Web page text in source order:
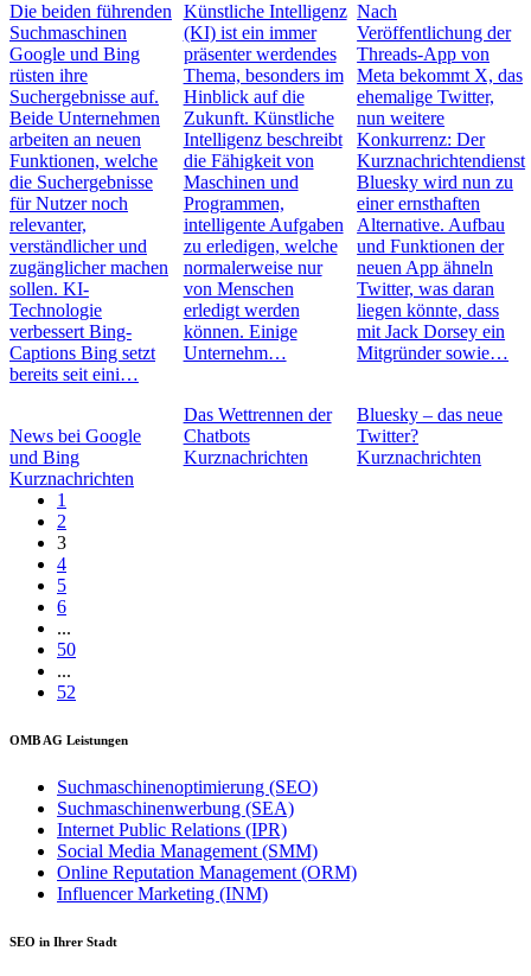
Die beiden führenden
Suchmaschinen
Google und Bing
rüsten ihre
Suchergebnisse auf.
Beide Unternehmen
arbeiten an neuen
Funktionen, welche
die Suchergebnisse
für Nutzer noch
relevanter,
verständlicher und
zugänglicher machen
sollen. KI-
Technologie
verbessert Bing-
Captions Bing setzt
bereits seit eini…
News bei Google
und Bing
Kurznachrichten
Künstliche Intelligenz
(KI) ist ein immer
präsenter werdendes
Thema, besonders im
Hinblick auf die
Zukunft. Künstliche
Intelligenz beschreibt
die Fähigkeit von
Maschinen und
Programmen,
intelligente Aufgaben
zu erledigen, welche
normalerweise nur
von Menschen
erledigt werden
können. Einige
Unternehm…
Das Wettrennen der
Chatbots
Kurznachrichten
Nach
Veröffentlichung der
Threads-App von
Meta bekommt X, das
ehemalige Twitter,
nun weitere
Konkurrenz: Der
Kurznachrichtendienst
Bluesky wird nun zu
einer ernsthaften
Alternative. Aufbau
und Funktionen der
neuen App ähneln
Twitter, was daran
liegen könnte, dass
mit Jack Dorsey ein
Mitgründer sowie…
Bluesky – das neue
Twitter?
Kurznachrichten
1
2
3
4
5
6
...
50
...
52
OMB AG Leistungen
Suchmaschinenoptimierung (SEO)
Suchmaschinenwerbung (SEA)
Internet Public Relations (IPR)
Social Media Management (SMM)
Online Reputation Management (ORM)
Influencer Marketing (INM)
SEO in Ihrer Stadt